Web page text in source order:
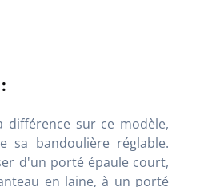
différence sur ce modèle,
sa bandoulière réglable.
d'un porté épaule court,
en laine, à un porté